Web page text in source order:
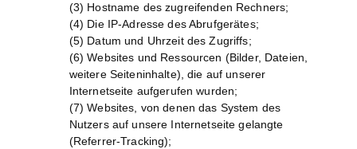
(3) Hostname des zugreifenden Rechners;
(4) Die IP-Adresse des Abrufgerätes;
(5) Datum und Uhrzeit des Zugriffs;
(6) Websites und Ressourcen (Bilder, Dateien,
weitere Seiteninhalte), die auf unserer
Internetseite aufgerufen wurden;
(7) Websites, von denen das System des
Nutzers auf unsere Internetseite gelangte
(Referrer-Tracking);